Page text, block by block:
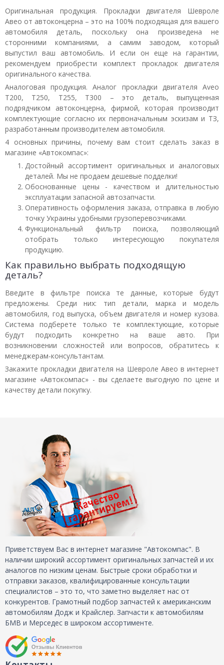
Оригинальная продукция. Прокладки двигателя Шевроле
Авео от автоконцерна – это на 100% подходящая для вашего
автомобиля деталь, поскольку она произведена не
сторонними компаниями, а самим заводом, который
выпустил ваш автомобиль. И если он еще на гарантии,
рекомендуем приобрести комплект прокладок двигателя
оригинального качества.
Аналоговая продукция. Аналог прокладки двигателя Aveo
T200, T250, T255, T300 – это деталь, выпущенная
подрядчиком автоконцерна, фирмой, которая производит
комплектующие согласно их первоначальным эскизам и ТЗ,
разработанным производителем автомобиля.
4 основных причины, почему вам стоит сделать заказ в
магазине «Автокомпас»:
Достойный ассортимент оригинальных и аналоговых
деталей. Мы не продаем дешевые подделки!
Обоснованные цены - качеством и длительностью
эксплуатации запасной автозапчасти.
Оперативность оформления заказа, отправка в любую
точку Украины удобными грузоперевозчиками.
Функциональный фильтр поиска, позволяющий
отобрать только интересующую покупателя
продукцию.
Как правильно выбрать подходящую
деталь?
Введите в фильтре поиска те данные, которые будут
предложены. Среди них: тип детали, марка и модель
автомобиля, год выпуска, объем двигателя и номер кузова.
Система подберете только те комплектующие, которые
будут подходить конкретно на ваше авто. При
возникновении сложностей или вопросов, обратитесь к
менеджерам-консультантам.
Закажите прокладки двигателя на Шевроле Авео в интернет
магазине «Автокомпас» - вы сделаете выгодную по цене и
качеству детали покупку.
Приветствуем Вас в интернет магазине "Автокомпас". В
наличии широкий ассортимент оригинальных запчастей и их
аналогов по низким ценам. Быстрые сроки обработки и
отправки заказов, квалифицированные консультации
специалистов – это то, что заметно выделяет нас от
конкурентов. Грамотный подбор запчастей к американским
автомобилям Додж и Крайслер. Запчасти к автомобилям
БМВ и Мерседес в широком ассортименте.